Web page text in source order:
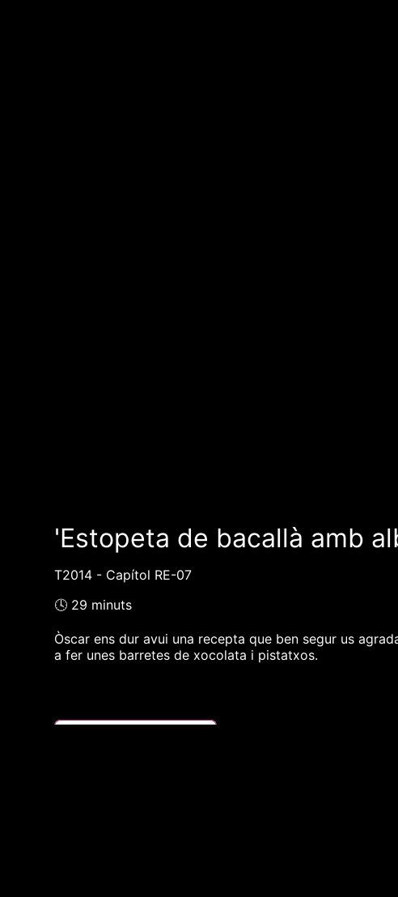
'Estopeta de bacallà amb
T2014 - Capítol RE-07
🕓 29 minuts
Òscar ens dur avui una recepta que ben segur us
a fer unes barretes de xocolata i pistatxos.